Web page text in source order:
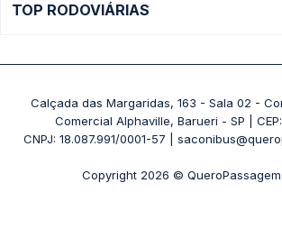
Passagens Pássaro Marron
+ Viações
TOP RODOVIÁRIAS
Rodoviária Belo Horizonte - Gov. Israel
Rodoviária Curitiba
+ Rodoviárias
Calçada das Margaridas, 163 - Sala 02 -
Comercial Alphaville, Barueri - SP |
CNPJ: 18.087.991/0001-57 |
Copyright 2026 ©